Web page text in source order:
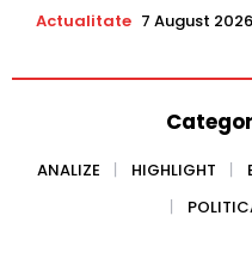
Actualitate 7 August
ANALIZE HIGHLIGHT